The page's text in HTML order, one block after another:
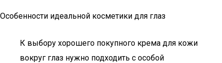
Особенности идеальной косметики для глаз
К выбору хорошего покупного крема для кожи
вокруг глаз нужно подходить с особой